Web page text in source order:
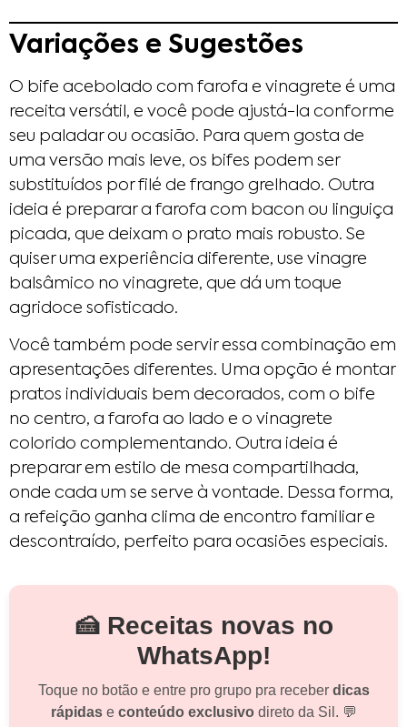
Variações e Sugestões
O bife acebolado com farofa e vinagrete é uma
receita versátil, e você pode ajustá-la conforme
seu paladar ou ocasião. Para quem gosta de
uma versão mais leve, os bifes podem ser
substituídos por filé de frango grelhado. Outra
ideia é preparar a farofa com bacon ou linguiça
picada, que deixam o prato mais robusto. Se
quiser uma experiência diferente, use vinagre
balsâmico no vinagrete, que dá um toque
agridoce sofisticado.
Você também pode servir essa combinação em
apresentações diferentes. Uma opção é montar
pratos individuais bem decorados, com o bife
no centro, a farofa ao lado e o vinagrete
colorido complementando. Outra ideia é
preparar em estilo de mesa compartilhada,
onde cada um se serve à vontade. Dessa forma,
a refeição ganha clima de encontro familiar e
descontraído, perfeito para ocasiões especiais.
🍰 Receitas novas no
WhatsApp!
Toque no botão e entre pro grupo pra receber dicas
rápidase conteúdo exclusivodireto da Sil. 💬